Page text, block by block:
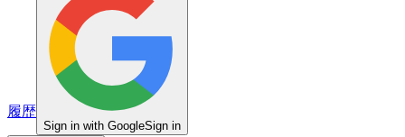
履歴
Sign in with GoogleSign in